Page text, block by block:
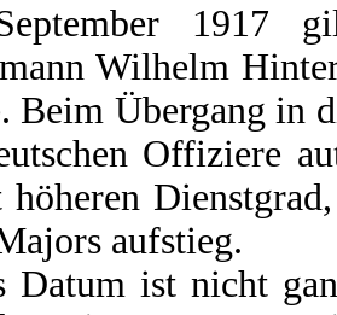
1917
Wilhelm
Beim Übergang in
Offiziere
höheren
aufstieg.
Datum ist nicht